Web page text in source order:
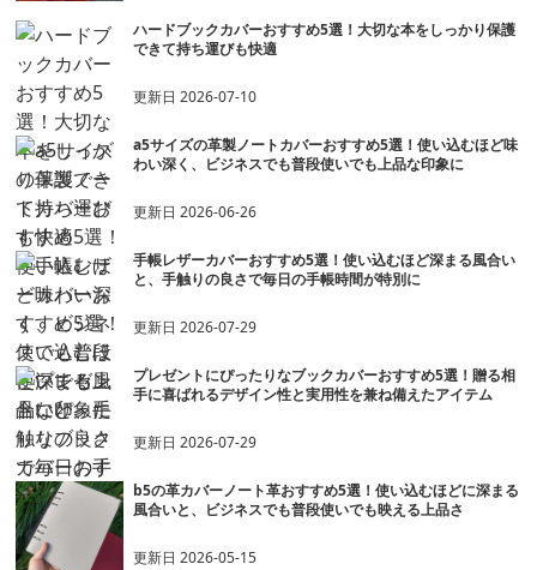
ハードブックカバーおすすめ5選！大切な本をしっかり保護
できて持ち運びも快適
更新日2026-07-10
a5サイズの革製ノートカバーおすすめ5選！使い込むほど味
わい深く、ビジネスでも普段使いでも上品な印象に
更新日2026-06-26
手帳レザーカバーおすすめ5選！使い込むほど深まる風合い
と、手触りの良さで毎日の手帳時間が特別に
更新日2026-07-29
プレゼントにぴったりなブックカバーおすすめ5選！贈る相
手に喜ばれるデザイン性と実用性を兼ね備えたアイテム
更新日2026-07-29
b5の革カバーノート革おすすめ5選！使い込むほどに深まる
風合いと、ビジネスでも普段使いでも映える上品さ
更新日2026-05-15